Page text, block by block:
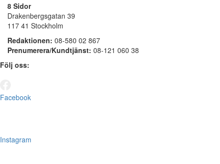
8 Sidor
Drakenbergsgatan 39
117 41 Stockholm
Redaktionen: 08-580 02 867
Prenumerera/Kundtjänst: 08-121 060 38
Följ oss:
Facebook
Instagram